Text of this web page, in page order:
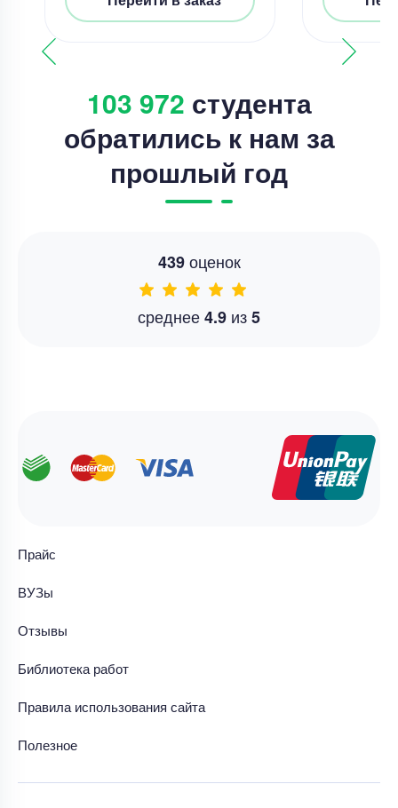
103 972 студента
обратились к нам за
прошлый год
439оценок
среднее4.9 из5
Прайс
ВУЗы
Отзывы
Библиотека работ
Правила использования сайта
Полезное